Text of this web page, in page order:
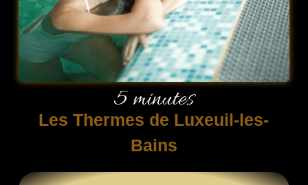
5 minutes
Les Thermes de Luxeuil-les-
Bains